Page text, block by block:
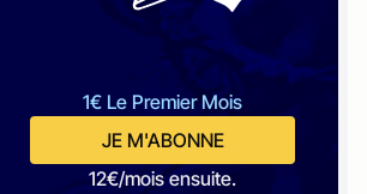
1€ Le Premier Mois
JE M'ABONNE
12€/mois ensuite.